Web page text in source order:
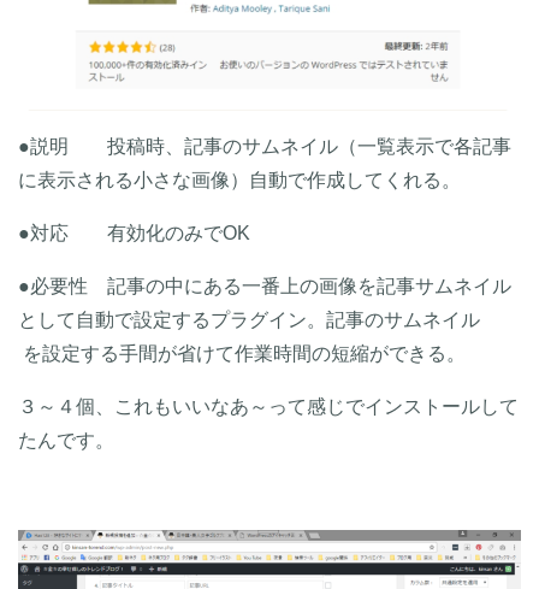
●説明 投稿時、記事のサムネイル（一覧表示で各記事
に表示される小さな画像）自動で作成してくれる。
●対応 有効化のみでOK
●必要性 記事の中にある一番上の画像を記事サムネイル
として自動で設定するプラグイン。記事のサムネイル
を設定する手間が省けて作業時間の短縮ができる。
３～４個、これもいいなあ～って感じでインストールして
たんです。